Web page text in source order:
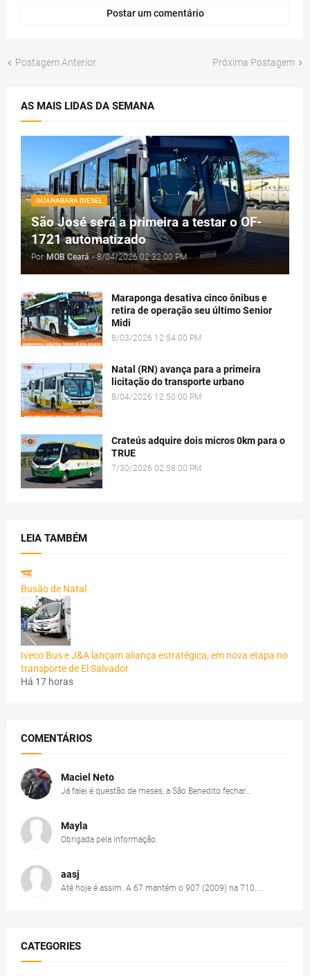
Postar um comentário
Postagem Anterior Próxima Postagem
AS MAIS LIDAS DA SEMANA
GUANABARA DIESEL
São José será a primeira a testar o OF-
1721 automatizado
Por MOB Ceará - 8/04/2026 02:32:00 PM
Maraponga desativa cinco ônibus e
retira de operação seu último Senior
Midi
8/03/2026 12:54:00 PM
Natal (RN) avança para a primeira
licitação do transporte urbano
8/04/2026 12:50:00 PM
Crateús adquire dois micros 0km para o
TRUE
7/30/2026 02:58:00 PM
LEIA TAMBÉM
Busão de Natal
Iveco Bus e J&A lançam aliança estratégica, em nova etapa no
transporte de El Salvador
Há 17 horas
COMENTÁRIOS
Maciel Neto
Já falei é questão de meses, a São Benedito fechar...
Mayla
Obrigada pela informação.
aasj
Até hoje é assim. A 67 mantém o 907 (2009) na 710....
CATEGORIES